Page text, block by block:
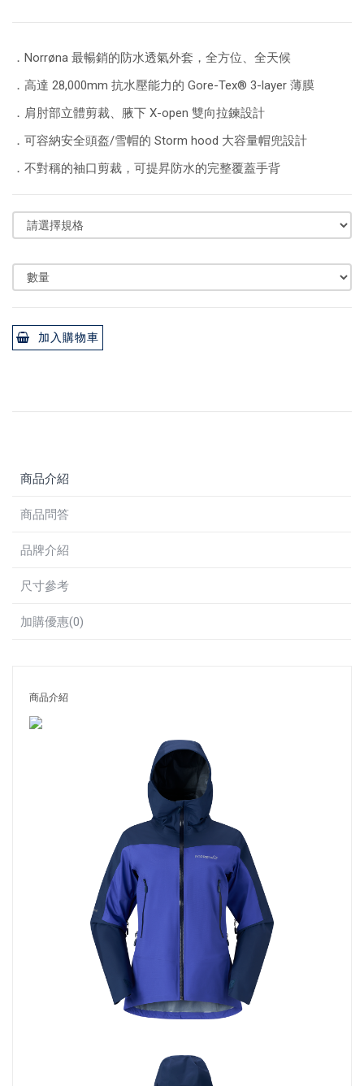
．Norrøna 最暢銷的防水透氣外套，全方位、全天候
．高達 28,000mm 抗水壓能力的 Gore-Tex® 3-layer 薄膜
．肩肘部立體剪裁、腋下 X-open 雙向拉鍊設計
．可容納安全頭盔/雪帽的 Storm hood 大容量帽兜設計
．不對稱的袖口剪裁，可提昇防水的完整覆蓋手背
加入購物車
商品介紹
商品問答
品牌介紹
尺寸參考
加購優惠(0)
商品介紹